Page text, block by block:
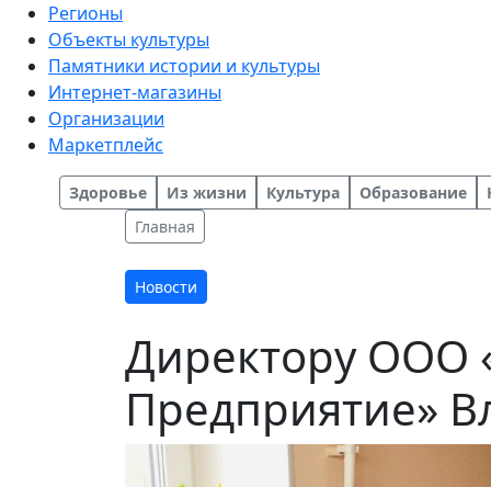
Регионы
Объекты культуры
Памятники истории и культуры
Интернет-магазины
Организации
Маркетплейс
Здоровье Из жизни Культура Образование
Главная
Новости
Директору ООО
Предприятие»